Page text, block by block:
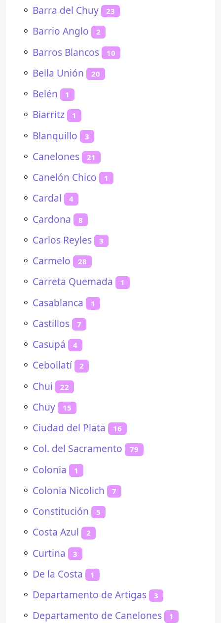
⚬ Barra del Chuy 23
⚬ Barrio Anglo 2
⚬ Barros Blancos 10
⚬ Bella Unión 20
⚬ Belén 1
⚬ Biarritz 1
⚬ Blanquillo 3
⚬ Canelones 21
⚬ Canelón Chico 1
⚬ Cardal 4
⚬ Cardona 8
⚬ Carlos Reyles 3
⚬ Carmelo 28
⚬ Carreta Quemada 1
⚬ Casablanca 1
⚬ Castillos 7
⚬ Casupá 4
⚬ Cebollatí 2
⚬ Chui 22
⚬ Chuy 15
⚬ Ciudad del Plata 16
⚬ Col. del Sacramento 79
⚬ Colonia 1
⚬ Colonia Nicolich 7
⚬ Constitución 5
⚬ Costa Azul 2
⚬ Curtina 3
⚬ De la Costa 1
⚬ Departamento de Artigas 3
⚬ Departamento de Canelones 1